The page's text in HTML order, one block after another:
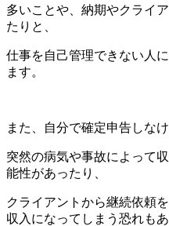
多いことや、納期やクライ
たりと、
仕事を自己管理できない人
ます。
また、自分で確定申告しな
突然の病気や事故によって
能性があったり、
クライアントから継続依頼
収入になってしまう恐れもあ